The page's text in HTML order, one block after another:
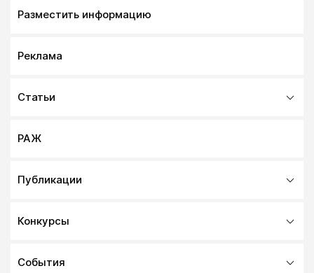
Разместить информацию
Реклама
Статьи
РАЖ
Публикации
Конкурсы
События